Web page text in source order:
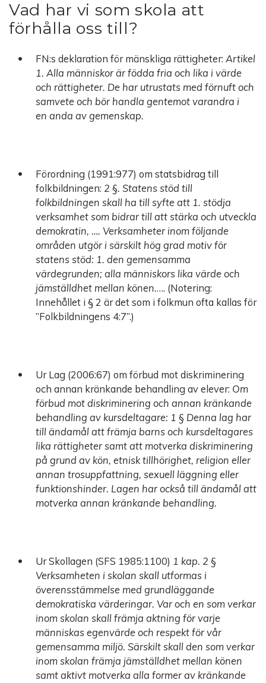
Vad har vi som skola att
förhålla oss till?
FN:s deklaration för mänskliga rättigheter: Artikel
1. Alla människor är födda fria och lika i värde
och rättigheter. De har utrustats med förnuft och
samvete och bör handla gentemot varandra i
en anda av gemenskap.
Förordning (1991:977) om statsbidrag till
folkbildningen: 2 §. Statens stöd till
folkbildningen skall ha till syfte att 1. stödja
verksamhet som bidrar till att stärka och utveckla
demokratin, …. Verksamheter inom följande
områden utgör i särskilt hög grad motiv för
statens stöd: 1. den gemensamma
värdegrunden; alla människors lika värde och
jämställdhet mellan könen.…. (Notering:
Innehållet i § 2 är det som i folkmun ofta kallas för
”Folkbildningens 4:7”.)
Ur Lag (2006:67) om förbud mot diskriminering
och annan kränkande behandling av elever: Om
förbud mot diskriminering och annan kränkande
behandling av kursdeltagare: 1 § Denna lag har
till ändamål att främja barns och kursdeltagares
lika rättigheter samt att motverka diskriminering
på grund av kön, etnisk tillhörighet, religion eller
annan trosuppfattning, sexuell läggning eller
funktionshinder. Lagen har också till ändamål att
motverka annan kränkande behandling.
Ur Skollagen (SFS 1985:1100) 1 kap. 2 §
Verksamheten i skolan skall utformas i
överensstämmelse med grundläggande
demokratiska värderingar. Var och en som verkar
inom skolan skall främja aktning för varje
människas egenvärde och respekt för vår
gemensamma miljö. Särskilt skall den som verkar
inom skolan främja jämställdhet mellan könen
samt aktivt motverka alla former av kränkande